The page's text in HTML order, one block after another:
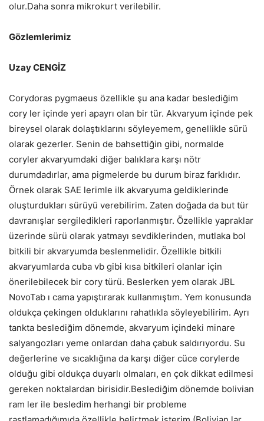
olur.Daha sonra mikrokurt verilebilir.
Gözlemlerimiz
Uzay CENGİZ
Corydoras pygmaeus özellikle şu ana kadar beslediğim
cory ler içinde yeri apayrı olan bir tür. Akvaryum içinde pek
bireysel olarak dolaştıklarını söyleyemem, genellikle sürü
olarak gezerler. Senin de bahsettiğin gibi, normalde
coryler akvaryumdaki diğer balıklara karşı nötr
durumdadırlar, ama pigmelerde bu durum biraz farklıdır.
Örnek olarak SAE lerimle ilk akvaryuma geldiklerinde
oluşturdukları sürüyü verebilirim. Zaten doğada da but tür
davranışlar sergiledikleri raporlanmıştır. Özellikle yapraklar
üzerinde sürü olarak yatmayı sevdiklerinden, mutlaka bol
bitkili bir akvaryumda beslenmelidir. Özellikle bitkili
akvaryumlarda cuba vb gibi kısa bitkileri olanlar için
önerilebilecek bir cory türü. Beslerken yem olarak JBL
NovoTab ı cama yapıştırarak kullanmıştım. Yem konusunda
oldukça çekingen olduklarını rahatlıkla söyleyebilirim. Ayrı
tankta beslediğim dönemde, akvaryum içindeki minare
salyangozları yeme onlardan daha çabuk saldırıyordu. Su
değerlerine ve sıcaklığına da karşı diğer cüce corylerde
olduğu gibi oldukça duyarlı olmaları, en çok dikkat edilmesi
gereken noktalardan birisidir.Beslediğim dönemde bolivian
ram ler ile besledim herhangi bir probleme